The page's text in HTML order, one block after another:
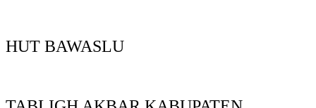
HUT BAWASLU